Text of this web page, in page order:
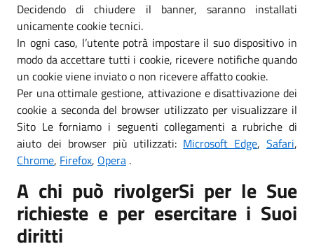
Decidendo di chiudere il banner, saranno installati
unicamente cookie tecnici.
In ogni caso, l’utente potrà impostare il suo dispositivo in
modo da accettare tutti i cookie, ricevere notifiche quando
un cookie viene inviato o non ricevere affatto cookie.
Per una ottimale gestione, attivazione e disattivazione dei
cookie a seconda del browser utilizzato per visualizzare il
Sito Le forniamo i seguenti collegamenti a rubriche di
aiuto dei browser più utilizzati: Microsoft Edge,Safari,
Chrome, Firefox, Opera .
A chi può rivolgerSi per le Sue
richieste e per esercitare i Suoi
diritti